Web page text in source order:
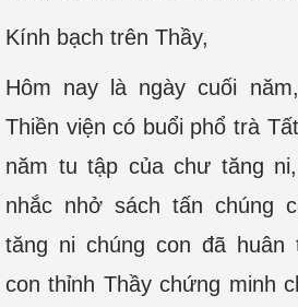
Kính bạch trên Thầy,
Hôm nay là ngày cuối
Thiền viện có buổi phổ trà
năm tu tập của chư tăng
nhắc nhở sách tấn chúng
tăng ni chúng con đã huân
con thỉnh Thầy chứng minh